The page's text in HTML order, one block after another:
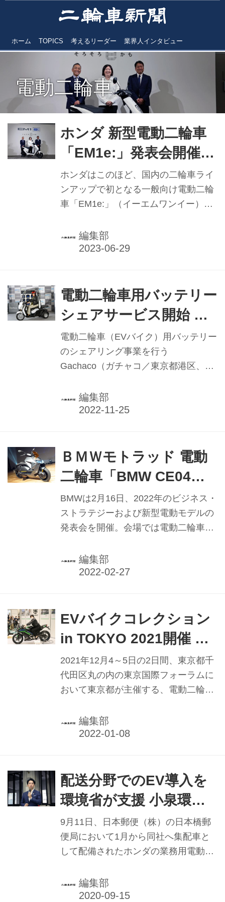
ホーム TOPICS 考えるリーダー 業界人インタビュー
電動二輪車
ホンダ 新型電動二輪車
「EM1e:」発表会開催
ホンダ二輪EV取扱店新
たに導入
ホンダはこのほど、国内の二輪車ライ
ンアップで初となる一般向け電動二輪
車「EM1e:」（イーエムワンイー）の
本社で開催。動力用電源に交換式バッ
テリーのHonda Mobile Power Pack e:
53㌔を実現。新たに導入する「ホンダ
二輪EV取扱店」で8月から発売してい
くという。
編集部
電動二輪車用バッテリー
シェアサービス開始 東
京に「Gachacoステー
ション」1号機
電動二輪車（EVバイク）用バッテリー
のシェアリング事業を行う
Gachaco（ガチャコ／東京都港区、渡
ミッション東京」を目指す東京都との
共同事業「EVバイク等利活用促進事
ョン」1号機を東京都庁前にオープン
し、EVバイクバッテリーシェアリング
サービスがスタート。運営開始日の10
月25日には小池百合子都知事も出席し
て開始式が開かれた。
編集部
ＢＭＷモトラッド 電動
二輪車「BMW CE04」
発表 Cエボリューショ
ンに次ぐ電動スクータ
ー
BMWは2月16日、2022年のビジネス・
ストラテジーおよび新型電動モデルの
発表会を開催。会場では電動二輪車
が披露され、4月22日から発売するこ
ともアナウンスされた。
編集部
EVバイクコレクション
in TOKYO 2021開催 東
京都主催 最新の電動
二輪車が一同に集う
2021年12月4～5日の2日間、東京都千
代田区丸の内の東京国際フォーラムに
おいて東京都が主催する、電動二輪車
レクション in TOKYO 2021』が開催さ
れた。同イベントは東京都が主催する
編集部
配送分野でのEV導入を
環境省が支援 小泉環境
大臣が日本郵便を視察
9月11日、日本郵便（株）の日本橋郵
便局において1月から同社へ集配車と
して配備されたホンダの業務用電動二
の導入現場を小泉進次郎環境大臣が視
察した。視察後には環境省として配送
編集部